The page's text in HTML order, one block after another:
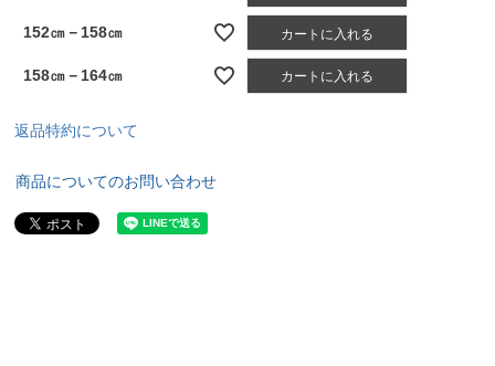
152㎝－158㎝ カートに入れる
158㎝－164㎝ カートに入れる
返品特約について
商品についてのお問い合わせ